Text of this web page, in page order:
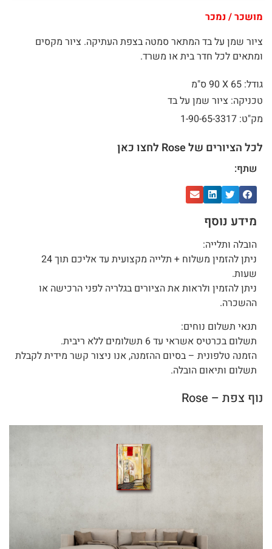
מושכר / נמכר
ציור שמן על בד המתאר סמטה בצפת העתיקה. ציור מקסים
ומתאים לכל חדר בית או משרד.
גודל: 65 X
90 ס"מ
טכניקה: ציור שמן על בד
מק"ט: 1-90-65-3317
לכל הציורים של Rose לחצו כאן
שתף:
מידע נוסף
הובלה ותלייה:
ניתן להזמין משלוח + תלייה מקצועית עד אליכם תוך 24
שעות.
ניתן להזמין ולראות את הציורים בגלריה לפני הרכישה או
ההשכרה.
תנאי תשלום נוחים:
תשלום בכרטיס אשראי עד 6 תשלומים ללא ריבית.
הזמנה טלפונית – בסיום ההזמנה, אנו ניצור קשר מידית לקבלת
תשלום ותיאום הובלה.
נוף צפת – Rose